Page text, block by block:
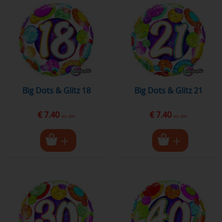
Big Dots & Glitz 18
€ 7.40 excl. BTW
Big Dots & Glitz 21
€ 7.40 excl. BTW